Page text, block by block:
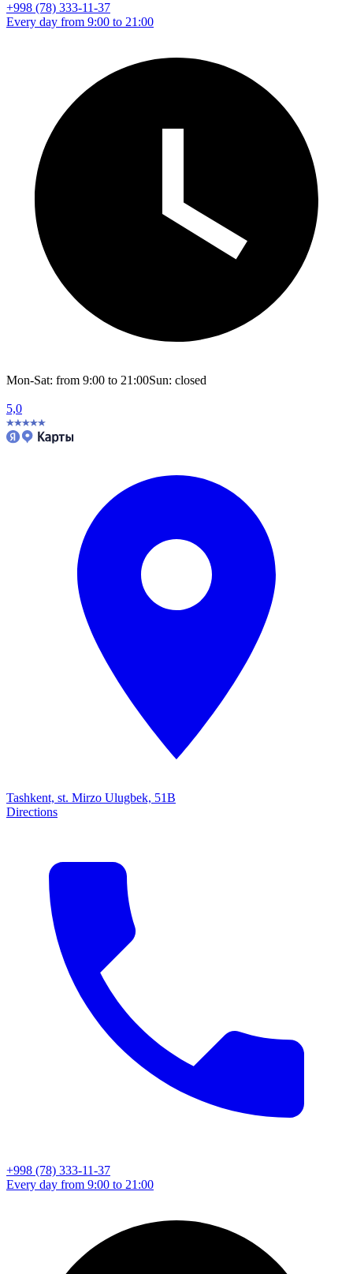
+998 (78) 333-11-37
Every day from 9:00 to 21:00
Mon-Sat: from 9:00 to 21:00Sun: closed
5,0
Tashkent, st. Mirzo Ulugbek, 51B
Directions
+998 (78) 333-11-37
Every day from 9:00 to 21:00